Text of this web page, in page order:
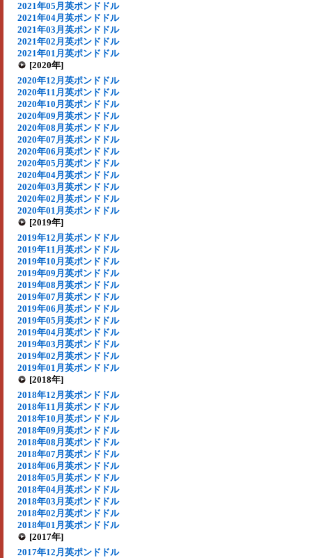
2021年05月英ポンドドル
2021年04月英ポンドドル
2021年03月英ポンドドル
2021年02月英ポンドドル
2021年01月英ポンドドル
[2020年]
2020年12月英ポンドドル
2020年11月英ポンドドル
2020年10月英ポンドドル
2020年09月英ポンドドル
2020年08月英ポンドドル
2020年07月英ポンドドル
2020年06月英ポンドドル
2020年05月英ポンドドル
2020年04月英ポンドドル
2020年03月英ポンドドル
2020年02月英ポンドドル
2020年01月英ポンドドル
[2019年]
2019年12月英ポンドドル
2019年11月英ポンドドル
2019年10月英ポンドドル
2019年09月英ポンドドル
2019年08月英ポンドドル
2019年07月英ポンドドル
2019年06月英ポンドドル
2019年05月英ポンドドル
2019年04月英ポンドドル
2019年03月英ポンドドル
2019年02月英ポンドドル
2019年01月英ポンドドル
[2018年]
2018年12月英ポンドドル
2018年11月英ポンドドル
2018年10月英ポンドドル
2018年09月英ポンドドル
2018年08月英ポンドドル
2018年07月英ポンドドル
2018年06月英ポンドドル
2018年05月英ポンドドル
2018年04月英ポンドドル
2018年03月英ポンドドル
2018年02月英ポンドドル
2018年01月英ポンドドル
[2017年]
2017年12月英ポンドドル